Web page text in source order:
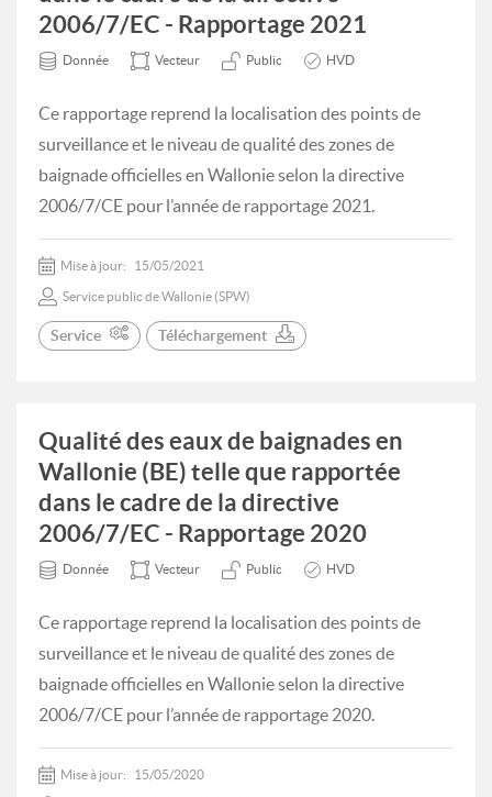
2006/7/EC - Rapportage 2021
Donnée Vecteur Public HVD
Ce rapportage reprend la localisation des points de
surveillance et le niveau de qualité des zones de
baignade officielles en Wallonie selon la directive
2006/7/CE pour l’année de rapportage 2021.
Mise à jour: 15/05/2021
Service public de Wallonie (SPW)
Service Téléchargement
Qualité des eaux de baignades en
Wallonie (BE) telle que rapportée
dans le cadre de la directive
2006/7/EC - Rapportage 2020
Donnée Vecteur Public HVD
Ce rapportage reprend la localisation des points de
surveillance et le niveau de qualité des zones de
baignade officielles en Wallonie selon la directive
2006/7/CE pour l’année de rapportage 2020.
Mise à jour: 15/05/2020